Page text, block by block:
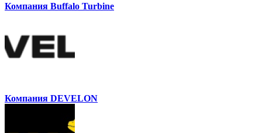
Компания Buffalo Turbine
Компания DEVELON